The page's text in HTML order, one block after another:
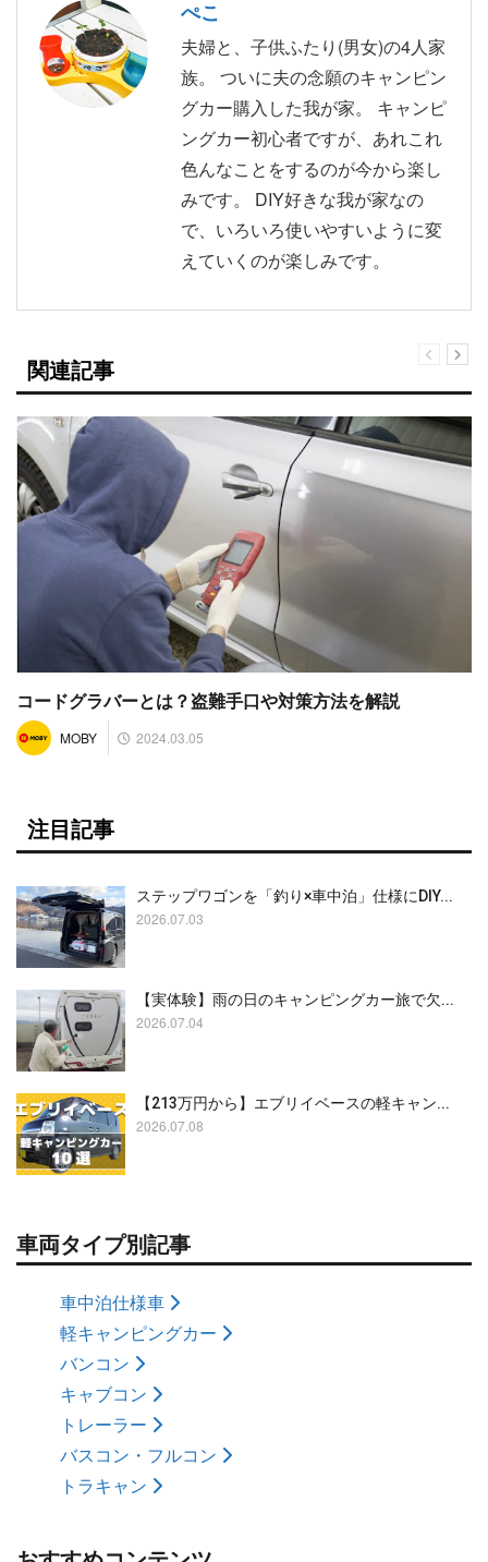
ぺこ
夫婦と、子供ふたり(男女)の4人家
族。 ついに夫の念願のキャンピン
グカー購入した我が家。 キャンピ
ングカー初心者ですが、あれこれ
色んなことをするのが今から楽し
みです。 DIY好きな我が家なの
で、いろいろ使いやすいように変
えていくのが楽しみです。
関連記事
コードグラバーとは？盗難手口や対策方法を解説
MOBY 2024.03.05
注目記事
ステップワゴンを「釣り×車中泊」仕様にDIY...
2026.07.03
【実体験】雨の日のキャンピングカー旅で欠...
2026.07.04
【213万円から】エブリイベースの軽キャン...
2026.07.08
車両タイプ別記事
車中泊仕様車
軽キャンピングカー
バンコン
キャブコン
トレーラー
バスコン・フルコン
トラキャン